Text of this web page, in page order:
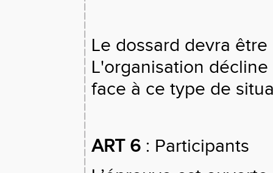
Le dossard devra
L'organisation
face à ce type de
ART 6 : Participants